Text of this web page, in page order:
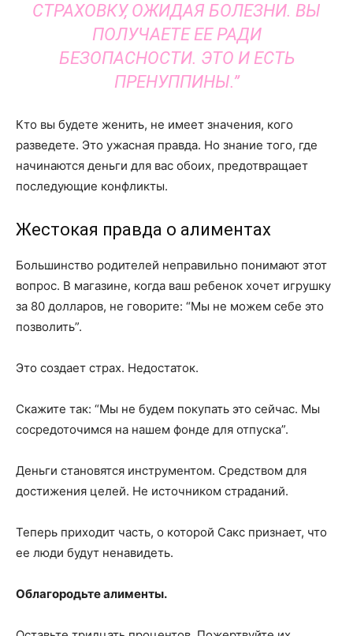
СТРАХОВКУ, ОЖИДАЯ БОЛЕЗНИ. ВЫ
ПОЛУЧАЕТЕ ЕЕ РАДИ
БЕЗОПАСНОСТИ. ЭТО И ЕСТЬ
ПРЕНУППИНЫ.”
Кто вы будете женить, не имеет значения, кого
разведете. Это ужасная правда. Но знание того, где
начинаются деньги для вас обоих, предотвращает
последующие конфликты.
Жестокая правда о алиментах
Большинство родителей неправильно понимают этот
вопрос. В магазине, когда ваш ребенок хочет игрушку
за 80 долларов, не говорите: “Мы не можем себе это
позволить”.
Это создает страх. Недостаток.
Скажите так: “Мы не будем покупать это сейчас. Мы
сосредоточимся на нашем фонде для отпуска”.
Деньги становятся инструментом. Средством для
достижения целей. Не источником страданий.
Теперь приходит часть, о которой Сакс признает, что
ее люди будут ненавидеть.
Облагородьте алименты.